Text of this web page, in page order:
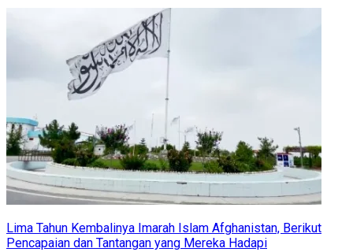
Lima Tahun Kembalinya Imarah Islam Afghanistan, Berikut
Pencapaian dan Tantangan yang Mereka Hadapi